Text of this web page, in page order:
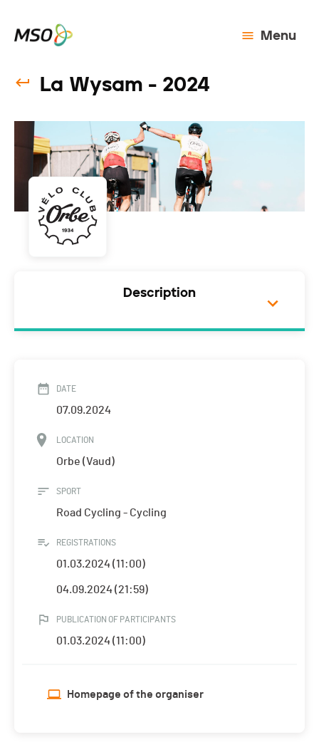
Menu
La Wysam - 2024
Description
DATE
07.09.2024
LOCATION
Orbe (Vaud)
SPORT
Road Cycling - Cycling
REGISTRATIONS
01.03.2024 (11:00)
04.09.2024 (21:59)
PUBLICATION OF PARTICIPANTS
01.03.2024 (11:00)
Homepage of the organiser